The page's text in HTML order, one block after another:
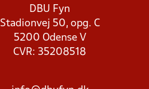
DBU Fyn
Stadionvej 50, opg. C
5200 Odense V
CVR: 35208518